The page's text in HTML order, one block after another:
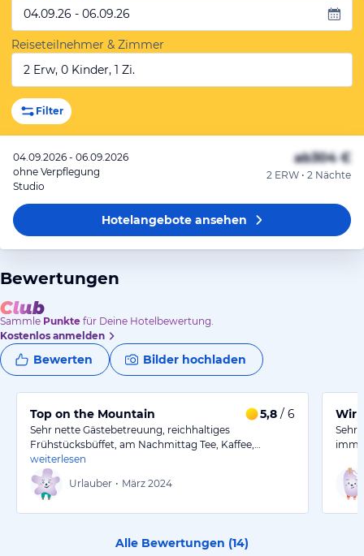
04.09.26 - 06.09.26
Reiseteilnehmer & Zimmer
2 Erw, 0 Kinder, 1 Zi.
Filter
04.09.2026 - 06.09.2026
ohne Verpflegung
Studio
ab304 €
2 ERW • 2 Nächte
Hotelangeboteansehen
Bewertungen
Sammle Punkte für Deine Hotelbewertung.
Kostenlos anmelden
Bewerten Bilder hochladen
Top on the Mountain 5,8 / 6
Sehr nette Gästebetreuung, reichhaltiges
Frühstücksbüffet, am Nachmittag Tee, Kaffee,…
weiterlesen
Urlauber • März 2024
Wir
Sehr
Alle Bewertungen (14)